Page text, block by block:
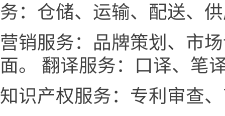
务：仓储、运输、配送、
营销服务：品牌策划、市
面。 翻译服务：口译、笔
知识产权服务：专利审查